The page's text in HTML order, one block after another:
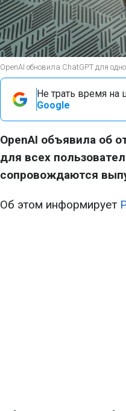
OpenAI обновила ChatGPT для
Не трать время на
Google
OpenAI объявила об
для всех
сопровождаются
Об этом информирует